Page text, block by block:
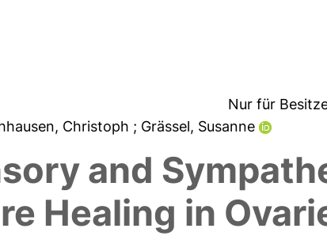
Nur für
Christoph ; Grässel, Susanne
and
Healing in